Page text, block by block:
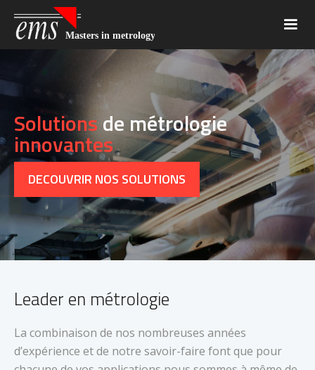
Solutionsde métrologie
innovantes
DECOUVRIR NOS SOLUTIONS
Leader en métrologie
La combinaison de nos nombreuses années
d’expérience et de notre savoir-faire font que pour